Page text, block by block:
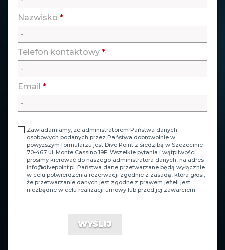
Nazwisko *
Telefon kontaktowy *
Email *
Zawiadamiamy, że administratorem Państwa danych
osobowych podanych przez Państwa dobrowolnie w
powyższym formularzu jest Dive Point z siedzibą w Szczecinie
70-467 ul. Monte Cassino 19E. Wszelkie pytania i wątpliwości
prosimy kierować do naszego administratora danych, na adres
info@divepoint.pl. Państwa dane przetwarzane będą wyłącznie
w celu potwierdzenia rezerwacji zgodnie z zasadą, która głosi,
że przetwarzanie danych jest zgodne z prawem jeżeli jest
niezbędne w celu realizacji umowy lub przed jej zawarciem.